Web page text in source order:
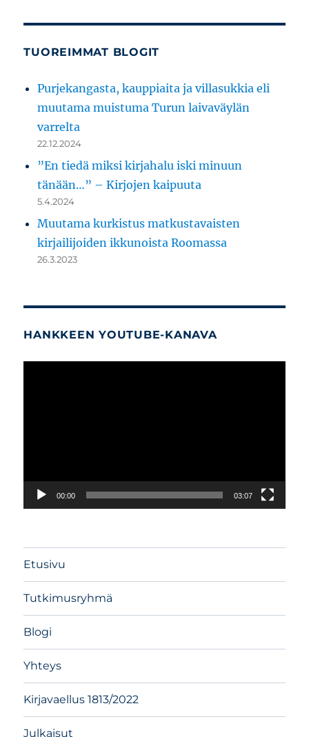
TUOREIMMAT BLOGIT
Purjekangasta, kauppiaita ja villasukkia eli
muutama muistuma Turun laivaväylän
varrelta
22.12.2024
”En tiedä miksi kirjahalu iski minuun
tänään…” – Kirjojen kaipuuta
5.4.2024
Muutama kurkistus matkustavaisten
kirjailijoiden ikkunoista Roomassa
26.3.2023
HANKKEEN YOUTUBE-KANAVA
00:00 03:07
Etusivu
Tutkimusryhmä
Blogi
Yhteys
Kirjavaellus 1813/2022
Julkaisut